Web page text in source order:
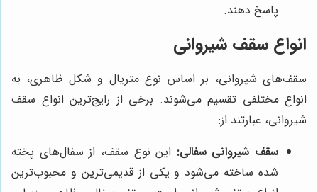
پاسخ دهند.
انواع سقف شیروانی
سقف‌های شیروانی، بر اساس نوع متریال و شکل ظاهری، به
انواع مختلفی تقسیم می‌شوند. برخی از رایج‌ترین انواع سقف
شیروانی، عبارتند از:
سقف شیروانی سفالی: این نوع سقف، از سفال‌های پخته
شده ساخته می‌شود و یکی از قدیمی‌ترین و محبوب‌ترین